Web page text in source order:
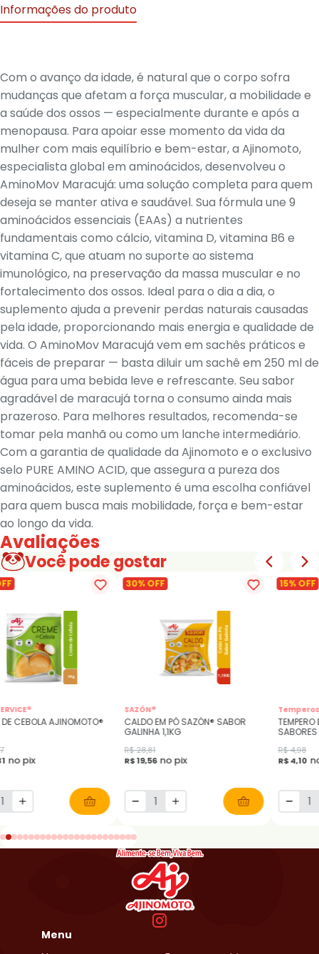
Informações do produto
Com o avanço da idade, é natural que o corpo sofra
mudanças que afetam a força muscular, a mobilidade e
a saúde dos ossos — especialmente durante e após a
menopausa. Para apoiar esse momento da vida da
mulher com mais equilíbrio e bem-estar, a Ajinomoto,
especialista global em aminoácidos, desenvolveu o
AminoMov Maracujá: uma solução completa para quem
deseja se manter ativa e saudável. Sua fórmula une 9
aminoácidos essenciais (EAAs) a nutrientes
fundamentais como cálcio, vitamina D, vitamina B6 e
vitamina C, que atuam no suporte ao sistema
imunológico, na preservação da massa muscular e no
fortalecimento dos ossos. Ideal para o dia a dia, o
suplemento ajuda a prevenir perdas naturais causadas
pela idade, proporcionando mais energia e qualidade de
vida. O AminoMov Maracujá vem em sachês práticos e
fáceis de preparar — basta diluir um sachê em 250 ml de
água para uma bebida leve e refrescante. Seu sabor
agradável de maracujá torna o consumo ainda mais
prazeroso. Para melhores resultados, recomenda-se
tomar pela manhã ou como um lanche intermediário.
Com a garantia de qualidade da Ajinomoto e o exclusivo
selo PURE AMINO ACID, que assegura a pureza dos
aminoácidos, este suplemento é uma escolha confiável
para quem busca mais mobilidade, força e bem-estar
ao longo da vida.
Avaliações
Você pode gostar
CEBOLA AJINOMOTO®
no pix
30% OFF
SAZÓN®
CALDO EM PÓ SAZÓN® SABOR
GALINHA 1,1KG
R$ 28,81
R$ 19,56 no pix
15% OFF
TEMPERO
R$ 4,98
R$ 4,10
Menu